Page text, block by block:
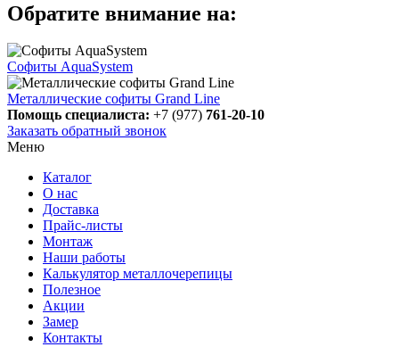
Обратите внимание на:
Софиты AquaSystem
Металлические софиты Grand Line
Помощь специалиста: +7 (977) 761-20-10
Заказать обратный звонок
Меню
Каталог
О нас
Доставка
Прайс-листы
Монтаж
Наши работы
Калькулятор металлочерепицы
Полезное
Акции
Замер
Контакты